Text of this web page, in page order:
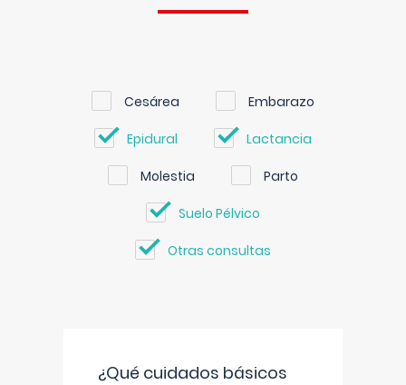
Cesárea Embarazo
Epidural Lactancia
Molestia Parto
Suelo Pélvico
Otras consultas
¿Qué cuidados básicos